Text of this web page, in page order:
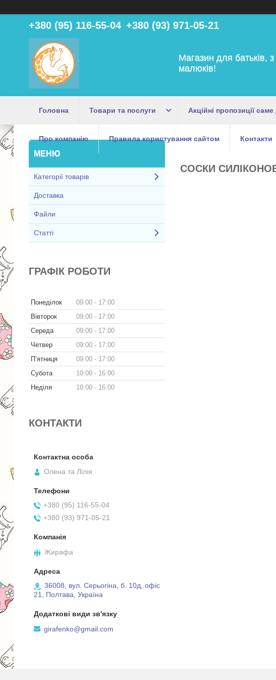
+380 (95) 116-55-04 +380 (93) 971-05-21
Магазин для батьків,
малюків!
Головна Товари та послуги Акційні пропозиції
Про компанію Правила користування сайтом Контакти
СОСКИ
Категорії товарів
Доставка
Файли
Статті
ГРАФІК РОБОТИ
Понеділок 09:00
17:00
Вівторок
09:00
17:00
Середа
09:00
17:00
Четвер
09:00
17:00
Пʼятниця
09:00
17:00
Субота
10:00
16:00
Неділя
10:00 16:00
КОНТАКТИ
Олена та Лілія
+380 (95) 116-55-04
+380 (93) 971-05-21
Жирафа
36008, вул. Серьогіна, б. 10д, офіс
21, Полтава, Україна
girafenko@gmail.com